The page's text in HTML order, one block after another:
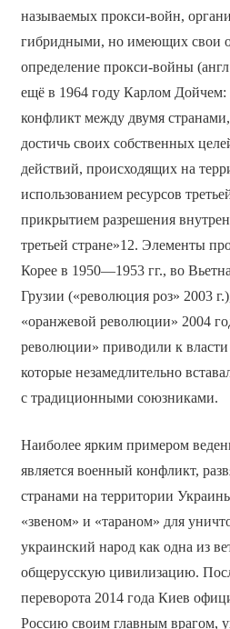
называемых прокси-войн,
гибридными, но имеющих свои
определение прокси-войны
ещё в 1964 году Карлом
конфликт между двумя
достичь своих собственных
действий, происходящих на
использованием ресурсов
прикрытием разрешения
третьей стране»12. Элементы
Корее в 1950—1953 гг., во
Грузии («революция роз» 2003
«оранжевой революции» 2004
революции» приводили к
которые незамедлительно
с традиционными союзниками.
Наиболее ярким примером
является военный конфликт,
странами на территории
«звеном» и «тараном» для
украинский народ как одна из
общерусскую цивилизацию.
переворота 2014 года Киев
Россию своим главным врагом,